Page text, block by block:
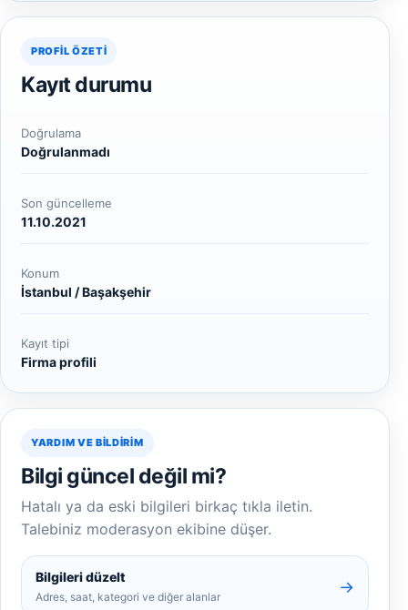
PROFIL ÖZETI
Kayıt durumu
Doğrulama
Doğrulanmadı
Son güncelleme
11.10.2021
Konum
İstanbul / Başakşehir
Kayıt tipi
Firma profili
YARDIM VE BILDIRIM
Bilgi güncel değil mi?
Hatalı ya da eski bilgileri birkaç tıkla iletin.
Talebiniz moderasyon ekibine düşer.
Bilgileri düzelt
Adres, saat, kategori ve diğer alanlar
→